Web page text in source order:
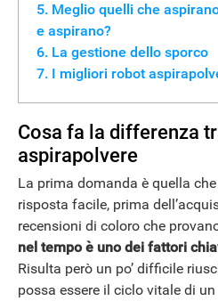
Meglio quelli che
e aspirano?
La gestione dello sporco
I migliori robot
Cosa fa la differenza
aspirapolvere
La prima domanda è quella
risposta facile, prima
recensioni di coloro che
nel tempo è uno dei fattori
Risulta però un po’ difficile
possa essere il ciclo vitale di